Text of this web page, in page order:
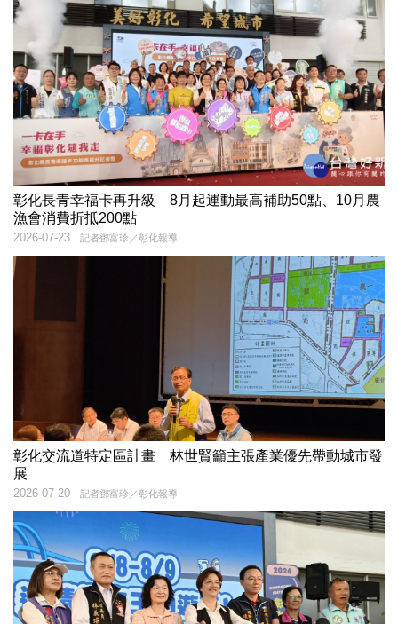
彰化長青幸福卡再升級 8月起運動最高補助50點、10月農
漁會消費折抵200點
記者鄧富珍／彰化報導
2026-07-23
彰化交流道特定區計畫 林世賢籲主張產業優先帶動城市發
展
記者鄧富珍／彰化報導
2026-07-20